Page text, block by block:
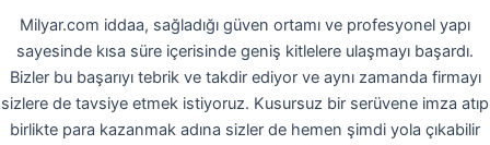
Milyar.com iddaa, sağladığı güven ortamı ve profesyonel yapı
sayesinde kısa süre içerisinde geniş kitlelere ulaşmayı başardı.
Bizler bu başarıyı tebrik ve takdir ediyor ve aynı zamanda firmayı
sizlere de tavsiye etmek istiyoruz. Kusursuz bir serüvene imza atıp
birlikte para kazanmak adına sizler de hemen şimdi yola çıkabilir